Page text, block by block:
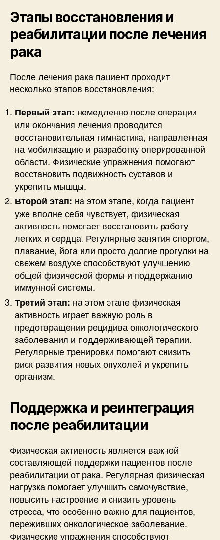
Этапы восстановления и
реабилитации после лечения
рака
После лечения рака пациент проходит
несколько этапов восстановления:
Первый этап: немедленно после операции
или окончания лечения проводится
восстановительная гимнастика, направленная
на мобилизацию и разработку оперированной
области. Физические упражнения помогают
восстановить подвижность суставов и
укрепить мышцы.
Второй этап: на этом этапе, когда пациент
уже вполне себя чувствует, физическая
активность помогает восстановить работу
легких и сердца. Регулярные занятия спортом,
плавание, йога или просто долгие прогулки на
свежем воздухе способствуют улучшению
общей физической формы и поддержанию
иммунной системы.
Третий этап: на этом этапе физическая
активность играет важную роль в
предотвращении рецидива онкологического
заболевания и поддерживающей терапии.
Регулярные тренировки помогают снизить
риск развития новых опухолей и укрепить
организм.
Поддержка и реинтеграция
после реабилитации
Физическая активность является важной
составляющей поддержки пациентов после
реабилитации от рака. Регулярная физическая
нагрузка помогает улучшить самочувствие,
повысить настроение и снизить уровень
стресса, что особенно важно для пациентов,
переживших онкологическое заболевание.
Физические упражнения способствуют